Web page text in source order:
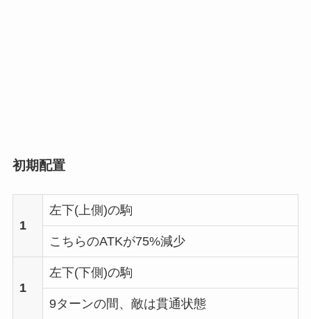
初期配置
1
左下(上側)の駒
こちらのATKが75%減少
1
左下(下側)の駒
9ターンの間、敵は貫通状態